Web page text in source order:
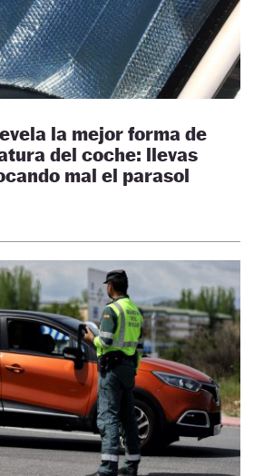
la mejor forma de
del coche: llevas
mal el parasol